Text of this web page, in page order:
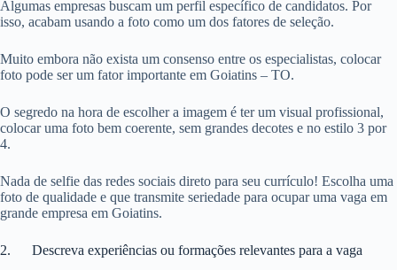
Algumas empresas buscam um perfil específico de candidatos. Por
isso, acabam usando a foto como um dos fatores de seleção.
Muito embora não exista um consenso entre os especialistas, colocar
foto pode ser um fator importante em Goiatins – TO.
O segredo na hora de escolher a imagem é ter um visual profissional,
colocar uma foto bem coerente, sem grandes decotes e no estilo 3 por
4.
Nada de selfie das redes sociais direto para seu currículo! Escolha uma
foto de qualidade e que transmite seriedade para ocupar uma vaga em
grande empresa em Goiatins.
2. Descreva experiências ou formações relevantes para a vaga